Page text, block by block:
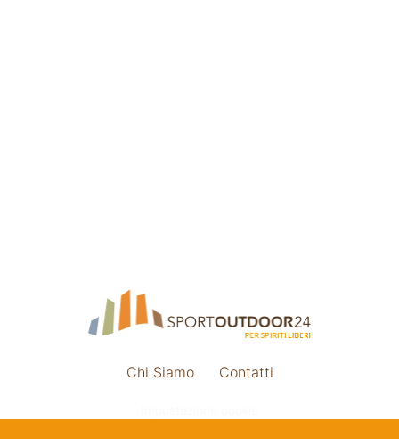
Chi Siamo Contatti